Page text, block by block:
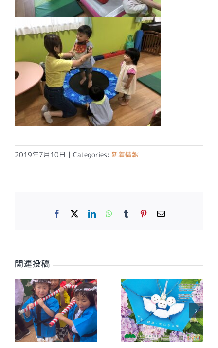
2019年7月10日 | Categories: 新着情報
Facebook LinkedInWhatsApp
Tumblr Pinterest
電
関連投稿
【広報誌】ワイ
ヤーさが2026
年7月号に掲載
しました
【広報誌】ワイ
ヤーさが2026
年6月号に掲載
しました